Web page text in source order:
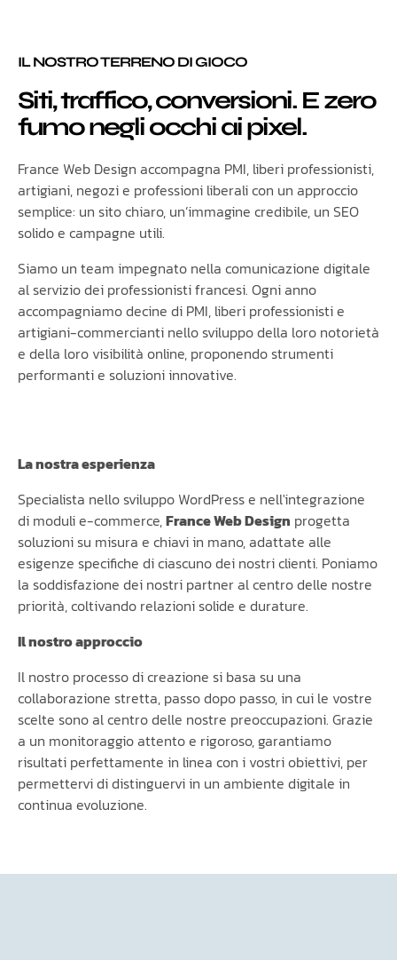
IL NOSTRO TERRENO DI GIOCO
Siti, traffico, conversioni. E zero
fumo negli occhi ai pixel.
France Web Design accompagna PMI, liberi professionisti,
artigiani, negozi e professioni liberali con un approccio
semplice: un sito chiaro, un’immagine credibile, un SEO
solido e campagne utili.
Siamo un team impegnato nella comunicazione digitale
al servizio dei professionisti francesi. Ogni anno
accompagniamo decine di PMI, liberi professionisti e
artigiani-commercianti nello sviluppo della loro notorietà
e della loro visibilità online, proponendo strumenti
performanti e soluzioni innovative.
La nostra esperienza
Specialista nello sviluppo WordPress e nell'integrazione
di moduli e-commerce,France Web Design progetta
soluzioni su misura e chiavi in mano, adattate alle
esigenze specifiche di ciascuno dei nostri clienti. Poniamo
la soddisfazione dei nostri partner al centro delle nostre
priorità, coltivando relazioni solide e durature.
Il nostro approccio
Il nostro processo di creazione si basa su una
collaborazione stretta, passo dopo passo, in cui le vostre
scelte sono al centro delle nostre preoccupazioni. Grazie
a un monitoraggio attento e rigoroso, garantiamo
risultati perfettamente in linea con i vostri obiettivi, per
permettervi di distinguervi in un ambiente digitale in
continua evoluzione.